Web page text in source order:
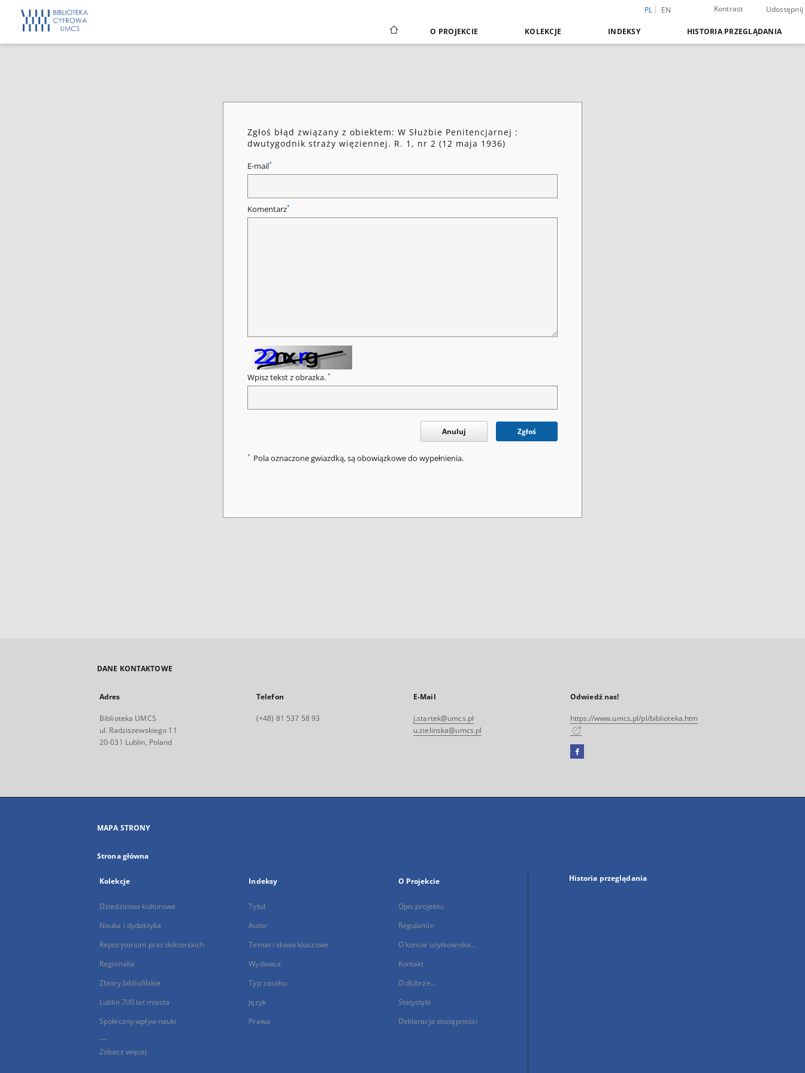
PL EN Kontrast Udostępnij
O PROJEKCIE KOLEKCJE INDEKSY HISTORIA PRZEGLĄDANIA
Zgłoś błąd związany z obiektem: W Służbie Penitencjarnej :
dwutygodnik straży więziennej. R. 1, nr 2 (12 maja 1936)
E-mail*
Komentarz*
Wpisz tekst z obrazka. *
Anuluj Zgłoś
* Pola oznaczone gwiazdką, są obowiązkowe do wypełnienia.
DANE KONTAKTOWE
Adres
Biblioteka UMCS
ul. Radziszewskiego 11
20-031 Lublin, Poland
Telefon
(+48) 81 537 58 93
E-Mail
j.startek@umcs.pl
u.zielinska@umcs.pl
Odwiedź nas!
https://www.umcs.pl/pl/biblioteka.htm
Facebook
się
MAPA STRONY
Strona główna
Kolekcje
Dziedzictwo kulturowe
Nauka i dydaktyka
Repozytorium prac doktorskich
Regionalia
Zbiory bibliofilskie
Lublin 700 lat miasta
Społeczny wpływ nauki
...
Zobacz więcej
Indeksy
Tytuł
Autor
Temat i słowa kluczowe
Wydawca
Typ zasobu
Język
Prawa
O Projekcie
Opis projektu
Regulamin
O koncie użytkownika...
Kontakt
O dLibrze...
Statystyki
Deklaracja dostępności
Historia przeglądania